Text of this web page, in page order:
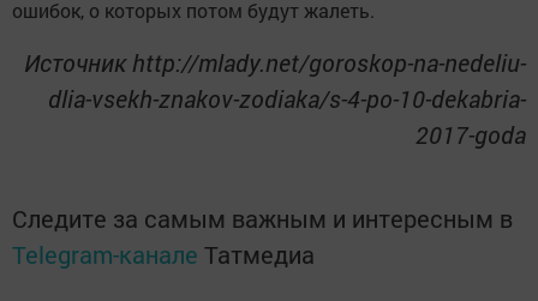
ошибок, о которых потом будут жалеть.
Источник http://mlady.net/goroskop-na-nedeliu-
dlia-vsekh-znakov-zodiaka/s-4-po-10-dekabria-
2017-goda
Следите за самым важным и интересным в
Telegram-канале Татмедиа